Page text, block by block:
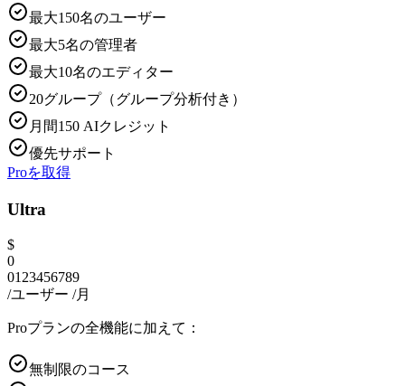
最大150名のユーザー
最大5名の管理者
最大10名のエディター
20グループ（グループ分析付き）
月間150 AIクレジット
優先サポート
Proを取得
Ultra
$
0
01 23456789
/ユーザー /月
Proプランの全機能に加えて：
無制限のコース